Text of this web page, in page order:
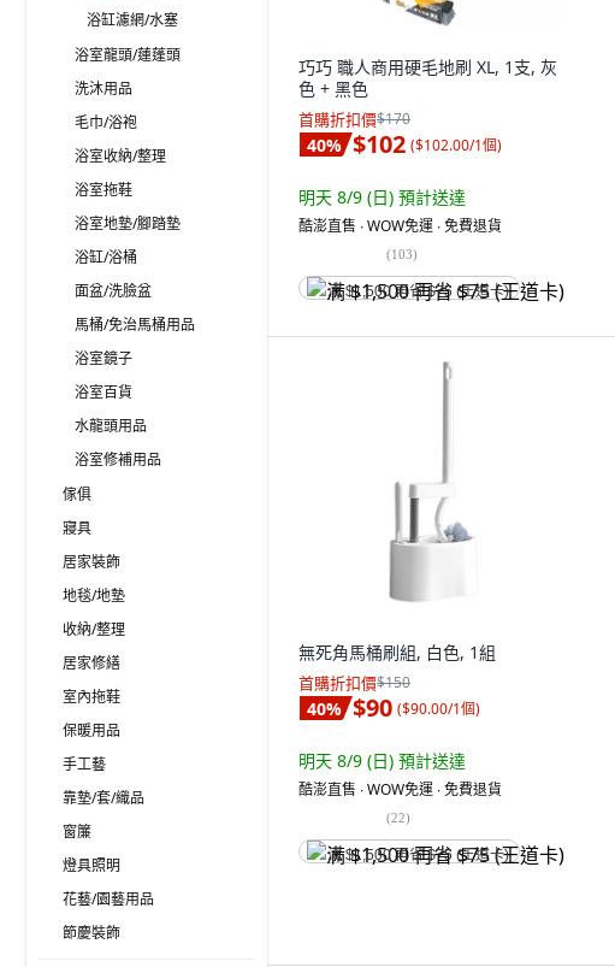
浴缸濾網/水塞
浴室龍頭/蓮蓬頭
洗沐用品
毛巾/浴袍
浴室收納/整理
浴室拖鞋
浴室地墊/腳踏墊
浴缸/浴桶
面盆/洗臉盆
馬桶/免治馬桶用品
浴室鏡子
浴室百貨
水龍頭用品
浴室修補用品
傢俱
寢具
居家裝飾
地毯/地墊
收納/整理
居家修繕
室內拖鞋
保暖用品
手工藝
靠墊/套/織品
窗簾
燈具照明
花藝/園藝用品
節慶裝飾
巧巧 職人商用硬毛地刷 XL, 1支, 灰
色 + 黑色
首購折扣價$170
40% $102 ($102.00/1個)
明天 8/9 (日) 預計送達
酷澎直售 ∙ WOW免運 ∙ 免費退貨
(103)
满 $1,500 再省 $75 (王道卡)
無死角馬桶刷組, 白色, 1組
首購折扣價$150
40% $90 ($90.00/1個)
明天 8/9 (日) 預計送達
酷澎直售 ∙ WOW免運 ∙ 免費退貨
(22)
满 $1,500 再省 $75 (王道卡)